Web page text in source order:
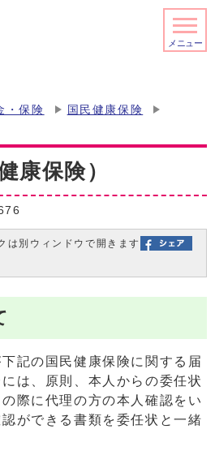
メニュー
・保険
国民健康保険
康保険）
は別ウィンドウで開きます
記の国民健康保険に関する届
は、原則、本人からの委任状
際に代理の方の本人確認をい
ができる書類を委任状と一緒